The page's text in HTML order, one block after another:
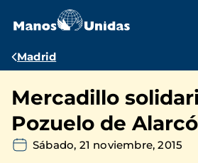
contenido
Ruta
navegación
Madrid
Mercadillo
Pozuelo de
Sábado, 21 noviembre, 2015